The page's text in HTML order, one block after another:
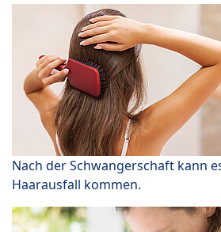
Nach der Schwangerschaft kann
Haarausfall kommen.